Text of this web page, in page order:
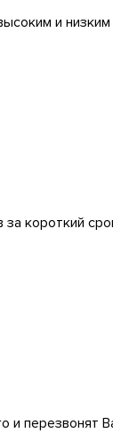
и
короткий
и перезвонят